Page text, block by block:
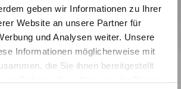
geben wir Informationen zu Ihrer
Website an unsere Partner für
und Analysen weiter. Unsere
Informationen möglicherweise mit
die Sie ihnen bereitgestellt